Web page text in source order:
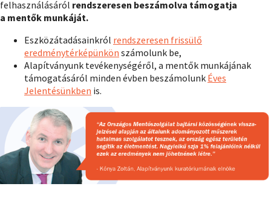
felhasználásáról rendszeresen beszámolva támogatja
a mentők munkáját.
Eszközátadásainkról rendszeresen frissülő
eredménytérképünkön számolunk be,
Alapítványunk tevékenységéről, a mentők munkájának
támogatásáról minden évben beszámolunk Éves
Jelentésünkben is.